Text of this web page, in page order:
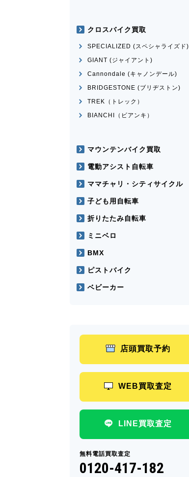
クロスバイク買取
SPECIALIZED (スペシャライズド)
GIANT (ジャイアント)
Cannondale (キャノンデール)
BRIDGESTONE (ブリヂストン)
TREK（トレック）
BIANCHI（ビアンキ）
マウンテンバイク買取
電動アシスト自転車
ママチャリ・シティサイクル
子ども用自転車
折りたたみ自転車
ミニベロ
BMX
ピストバイク
ベビーカー
店頭買取予約
WEB買取査定
LINE買取査定
無料電話買取査定
0120-417-182